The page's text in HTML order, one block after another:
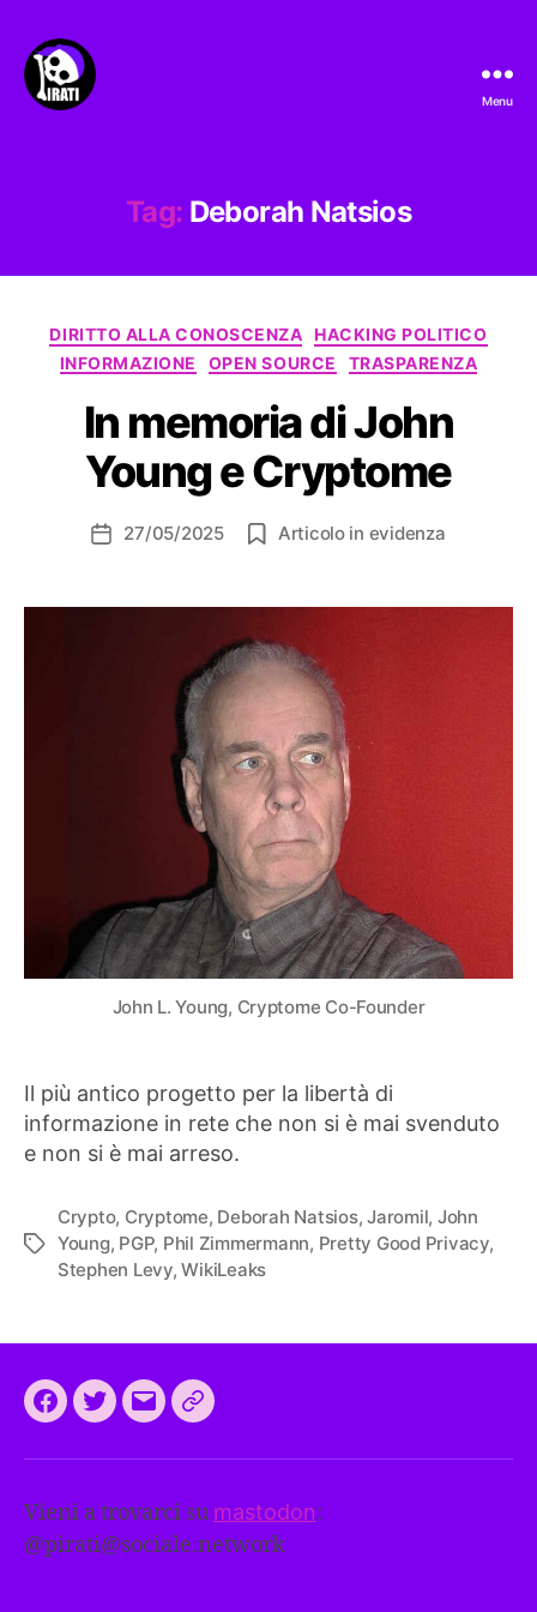
Menu
Tag: Deborah Natsios
Categorie
DIRITTO ALLA CONOSCENZA
HACKING POLITICO
INFORMAZIONE
OPEN SOURCE TRASPARENZA
In memoria di John
Young e Cryptome
Data27/05/2025 Articolo in evidenza
John L. Young, Cryptome Co-Founder
Il più antico progetto per la libertà di
informazione in rete che non si è mai svenduto
e non si è mai arreso.
Tag
Crypto, Cryptome, Deborah Natsios,Jaromil, John
Young, PGP, Phil Zimmermann, Pretty Good Privacy,
Stephen Levy,WikiLeaks
Facebook
TwitterEmailCEEP
programma
comune
Vieni a trovarci su mastodon:
@pirati@sociale.network